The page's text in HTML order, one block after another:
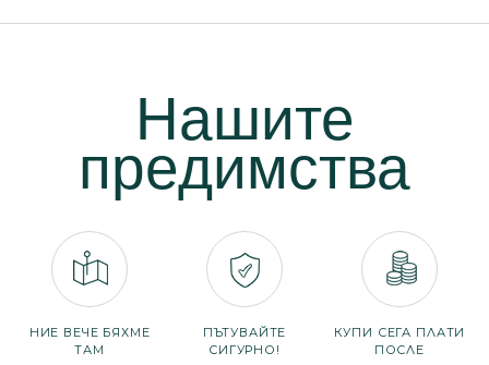
Нашите
предимства
НИЕ ВЕЧЕ БЯХМЕ
ТАМ
ПЪТУВАЙТЕ
СИГУРНО!
КУПИ СЕГА ПЛАТИ
ПОСЛЕ